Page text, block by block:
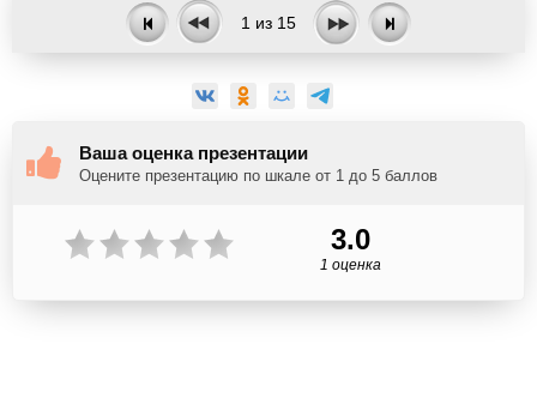
1 из 15
Ваша оценка презентации
Оцените презентацию по шкале от 1 до 5 баллов
3.0
1 оценка